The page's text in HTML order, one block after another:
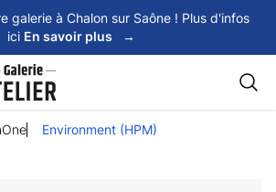
galerie à Chalon sur Saône ! Plus d'infos
ici En savoir plus →
Environment (HPM)
des cookies